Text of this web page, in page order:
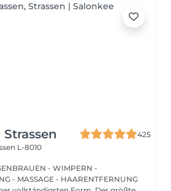
425
L-8010
- WIMPERN -
- MASSAGE - HAARENTFERNUNG